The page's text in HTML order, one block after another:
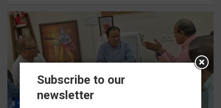
राज्य
Subscribe to our
newsletter